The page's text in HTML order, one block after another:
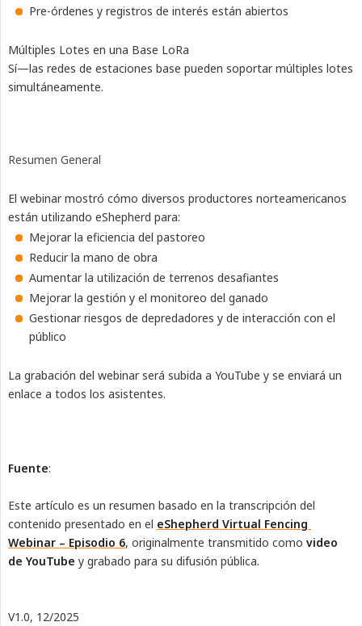
Pre-órdenes y registros de interés están abiertos
Múltiples Lotes en una Base LoRa
Sí—las redes de estaciones base pueden soportar múltiples lotes
simultáneamente.
Resumen General
El webinar mostró cómo diversos productores norteamericanos
están utilizando eShepherd para:
Mejorar la eficiencia del pastoreo
Reducir la mano de obra
Aumentar la utilización de terrenos desafiantes
Mejorar la gestión y el monitoreo del ganado
Gestionar riesgos de depredadores y de interacción con el
público
La grabación del webinar será subida a YouTube y se enviará un
enlace a todos los asistentes.
Fuente:
Este artículo es un resumen basado en la transcripción del
contenido presentado en el eShepherd Virtual Fencing
Webinar – Episodio 6, originalmente transmitido como video
de YouTube y grabado para su difusión pública.
V1.0, 12/2025